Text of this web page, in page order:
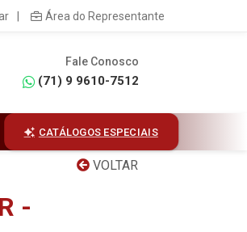
| Área do Representante
Fale Conosco
(71) 9 9610-7512
CATÁLOGOS ESPECIAIS
VOLTAR
-